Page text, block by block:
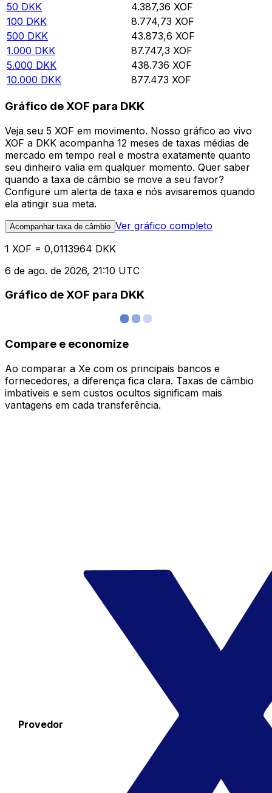
50 DKK 4.387,36 XOF
100 DKK 8.774,73 XOF
500 DKK 43.873,6 XOF
1.000 DKK 87.747,3 XOF
5.000 DKK 438.736 XOF
10.000 DKK 877.473 XOF
Gráfico de XOF para DKK
Veja seu 5 XOF em movimento. Nosso gráfico ao vivo
XOF a DKK acompanha 12 meses de taxas médias de
mercado em tempo real e mostra exatamente quanto
seu dinheiro valia em qualquer momento. Quer saber
quando a taxa de câmbio se move a seu favor?
Configure um alerta de taxa e nós avisaremos quando
ela atingir sua meta.
Acompanhar taxa de câmbio Ver gráfico completo
1 XOF = 0,0113964 DKK
6 de ago. de 2026, 21:10 UTC
Gráfico de XOF para DKK
Compare e economize
Ao comparar a Xe com os principais bancos e
fornecedores, a diferença fica clara. Taxas de câmbio
imbatíveis e sem custos ocultos significam mais
vantagens em cada transferência.
Provedor